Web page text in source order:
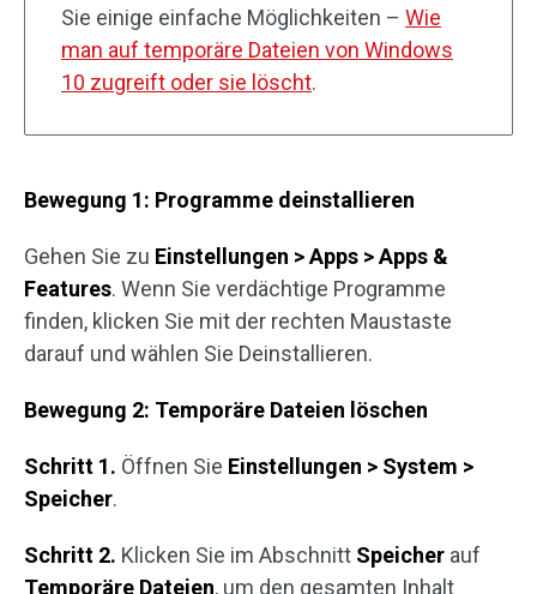
Sie einige einfache Möglichkeiten – Wie
man auf temporäre Dateien von Windows
10 zugreift oder sie löscht.
Bewegung 1: Programme deinstallieren
Gehen Sie zu Einstellungen > Apps > Apps &
Features. Wenn Sie verdächtige Programme
finden, klicken Sie mit der rechten Maustaste
darauf und wählen Sie Deinstallieren.
Bewegung 2: Temporäre Dateien löschen
Schritt 1. Öffnen Sie Einstellungen > System >
Speicher.
Schritt 2. Klicken Sie im Abschnitt Speicher auf
Temporäre Dateien, um den gesamten Inhalt